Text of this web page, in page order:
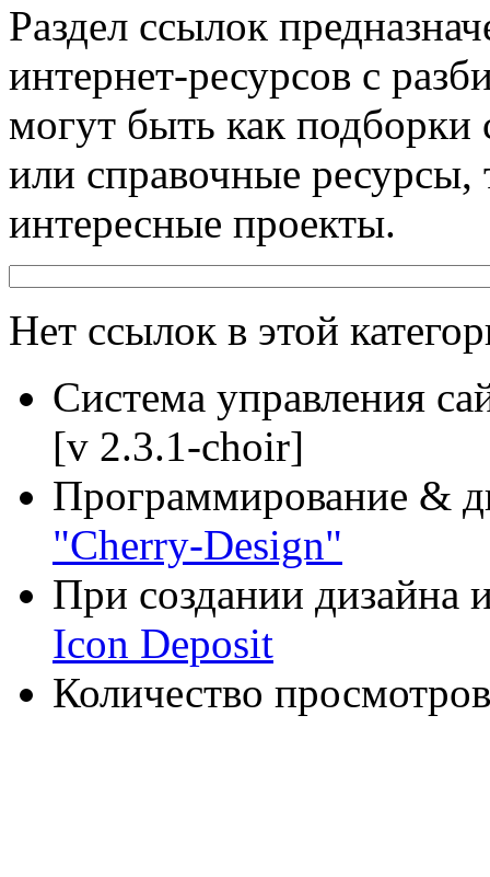
Раздел ссылок
интернет-ресурсов с
могут быть как
или справочные
интересные проекты.
Нет ссылок в этой
Система управления
[v 2.3.1-choir]
Программирование &
"Cherry-Design"
При создании дизайна
Icon Deposit
Количество